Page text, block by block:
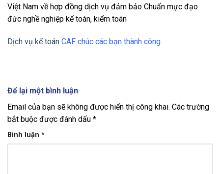
Việt Nam về hợp đồng dịch vụ đảm bảo Chuẩn mực đạo
đức nghề nghiệp kế toán, kiểm toán
Dịch vụ kế toán CAF chúc các bạn thành công.
Để lại một bình luận
Email của bạn sẽ không được hiển thị công khai. Các trường
bắt buộc được đánh dấu *
Bình luận *